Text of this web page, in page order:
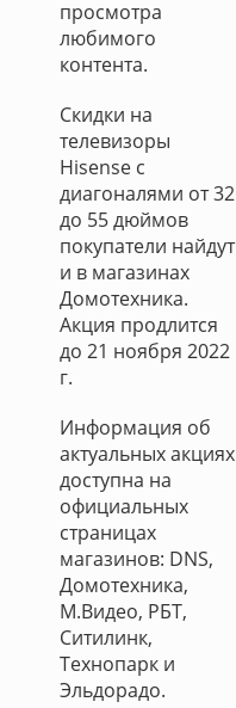
просмотра
любимого
контента.
Скидки на
телевизоры
Hisense с
диагоналями от 32
до 55 дюймов
покупатели найдут
и в магазинах
Домотехника.
Акция продлится
до 21 ноября 2022
г.
Информация об
актуальных акциях
доступна на
официальных
страницах
магазинов: DNS,
Домотехника,
М.Видео, РБТ,
Ситилинк,
Технопарк и
Эльдорадо.